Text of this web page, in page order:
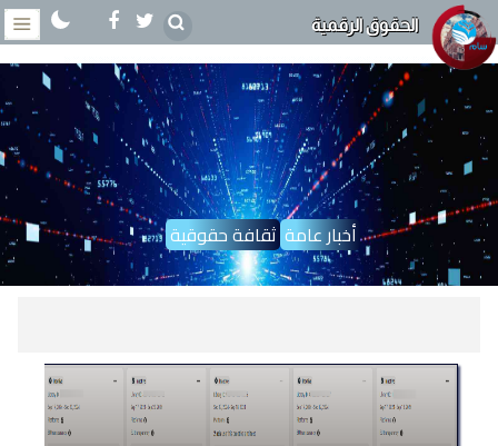
الحقوق الرقمية
ثقافة حقوقية أخبار عامة